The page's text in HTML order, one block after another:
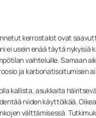
kerrostalot ovat
ei usein enää täytä nykyisiä
vaihteluille. Samaan
ja
kallista, asukkaita
niiden käyttöikää.
välttämisessä.